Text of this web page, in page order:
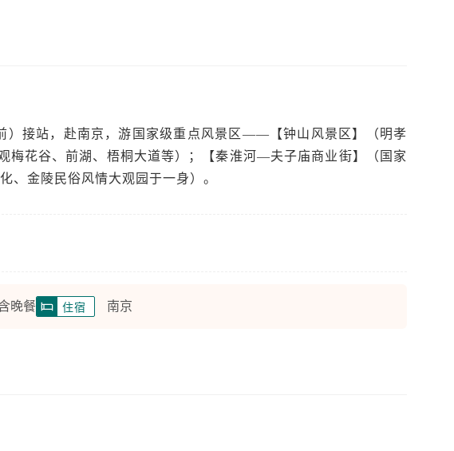
）接站，赴南京，游国家级重点风景区——【钟山风景区】（明孝
梅花谷、前湖、梧桐大道等）；【秦淮河—夫子庙商业街】（国家
、金陵民俗风情大观园于一身）。
晚餐 住宿 南京